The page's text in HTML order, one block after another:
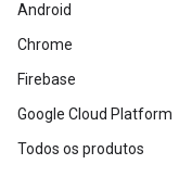
Android
Chrome
Firebase
Google Cloud Platform
Todos os produtos